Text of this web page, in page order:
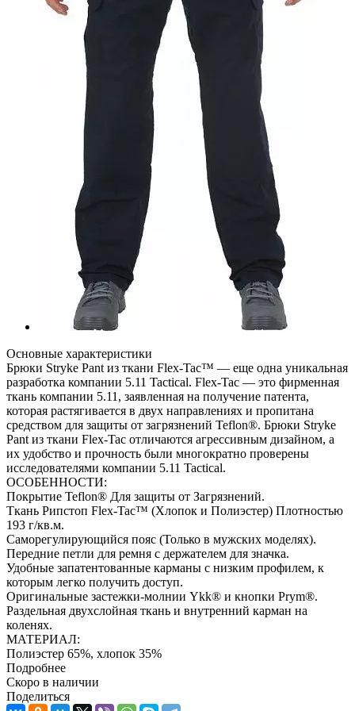
Основные характеристики
Брюки Stryke Pant из ткани Flex-Tac™ — еще одна уникальная
разработка компании 5.11 Tactical. Flex-Tac — это фирменная
ткань компании 5.11, заявленная на получение патента,
которая растягивается в двух направлениях и пропитана
средством для защиты от загрязнений Teflon®. Брюки Stryke
Pant из ткани Flex-Tac отличаются агрессивным дизайном, а
их удобство и прочность были многократно проверены
исследователями компании 5.11 Tactical.
ОСОБЕННОСТИ:
Покрытие Teflon® Для защиты от Загрязнений.
Ткань Рипстоп Flex-Tac™ (Хлопок и Полиэстер) Плотностью
193 г/кв.м.
Саморегулирующийся пояс (Только в мужских моделях).
Передние петли для ремня с держателем для значка.
Удобные запатентованные карманы с низким профилем, к
которым легко получить доступ.
Оригинальные застежки-молнии Ykk® и кнопки Prym®.
Раздельная двухслойная ткань и внутренний карман на
коленях.
МАТЕРИАЛ:
Полиэстер 65%, хлопок 35%
Подробнее
Скоро в наличии
Поделиться